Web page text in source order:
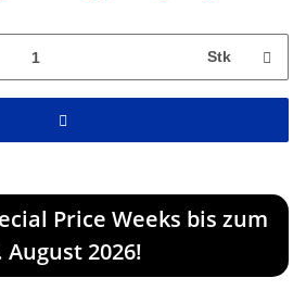
Stk
Price Weeks bis zum
August 2026!